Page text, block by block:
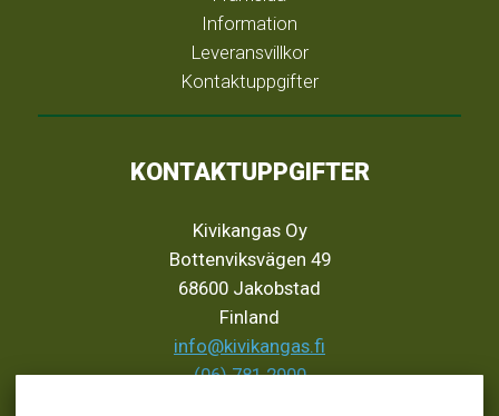
Information
Leveransvillkor
Kontaktuppgifter
KONTAKTUPPGIFTER
Kivikangas Oy
Bottenviksvägen 49
68600 Jakobstad
Finland
info@kivikangas.fi
(06) 781 2900